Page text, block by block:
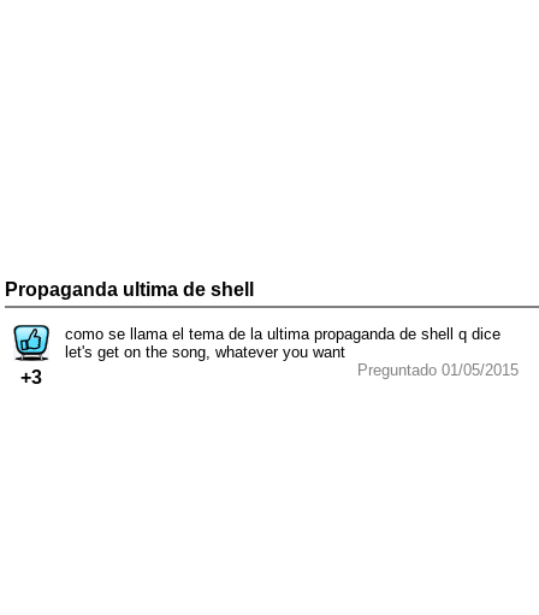
Propaganda ultima de shell
+3
como se llama el tema de la ultima propaganda de shell q dice
let's get on the song, whatever you want
Preguntado 01/05/2015